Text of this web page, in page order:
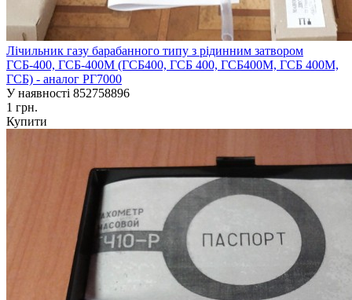
Лічильник газу барабанного типу з рідинним затвором
ГСБ-400, ГСБ-400М (ГСБ400, ГСБ 400, ГСБ400М, ГСБ 400М,
ГСБ) - аналог РГ7000
У наявності 852758896
1 грн.
Купити